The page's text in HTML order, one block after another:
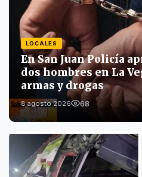
LOCALES
En San Juan Policía
dos hombres en La
armas y drogas
8 agosto 2026 68